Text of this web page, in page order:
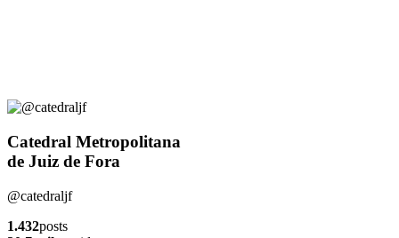
Catedral Metropolitana
de Juiz de Fora
@catedraljf
1.432posts